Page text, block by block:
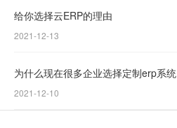
给你选择云ERP的理由
2021-12-13
为什么现在很多企业选择定制erp系统
2021-12-10